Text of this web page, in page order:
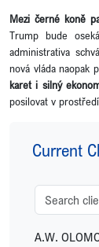
Mezi černé koně
Trump bude
administrativa
nová vláda naopak
karet i silný
posilovat v
Current
A.W.